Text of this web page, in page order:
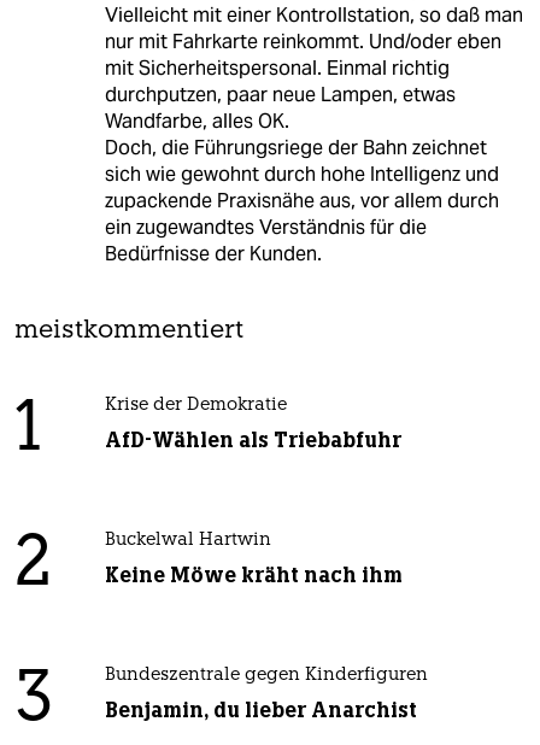
Vielleicht mit einer Kontrollstation, so daß man
nur mit Fahrkarte reinkommt. Und/oder eben
mit Sicherheitspersonal. Einmal richtig
durchputzen, paar neue Lampen, etwas
Wandfarbe, alles OK.
Doch, die Führungsriege der Bahn zeichnet
sich wie gewohnt durch hohe Intelligenz und
zupackende Praxisnähe aus, vor allem durch
ein zugewandtes Verständnis für die
Bedürfnisse der Kunden.
meistkommentiert
1 Krise der Demokratie
AfD-Wählen als Triebabfuhr
2 Buckelwal Hartwin
Keine Möwe kräht nach ihm
3 Bundeszentrale gegen Kinderfiguren
Benjamin, du lieber Anarchist